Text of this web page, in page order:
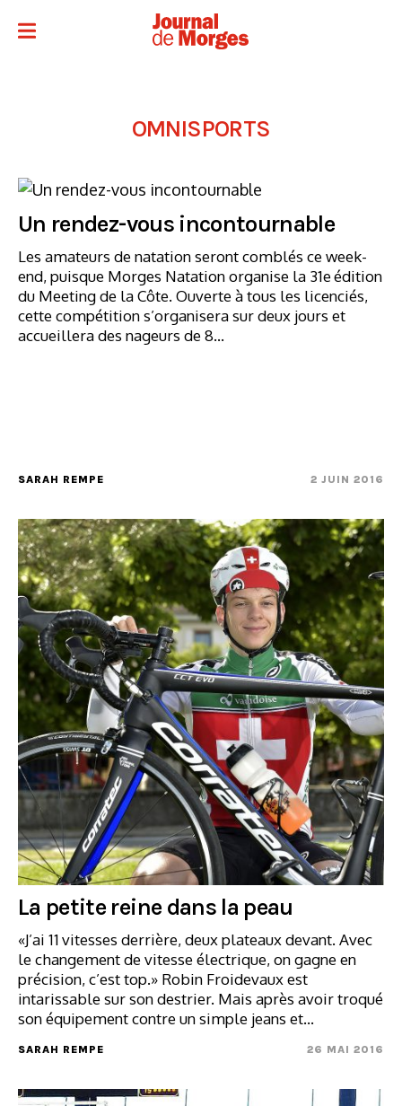
OMNISPORTS
Un rendez-vous incontournable
Les amateurs de natation seront comblés ce week-
end, puisque Morges Natation organise la 31e édition
du Meeting de la Côte. Ouverte à tous les licenciés,
cette compétition s’organisera sur deux jours et
accueillera des nageurs de 8…
SARAH REMPE 2 JUIN 2016
La petite reine dans la peau
«J’ai 11 vitesses derrière, deux plateaux devant. Avec
le changement de vitesse électrique, on gagne en
précision, c’est top.» Robin Froidevaux est
intarissable sur son destrier. Mais après avoir troqué
son équipement contre un simple jeans et…
SARAH REMPE 26 MAI 2016